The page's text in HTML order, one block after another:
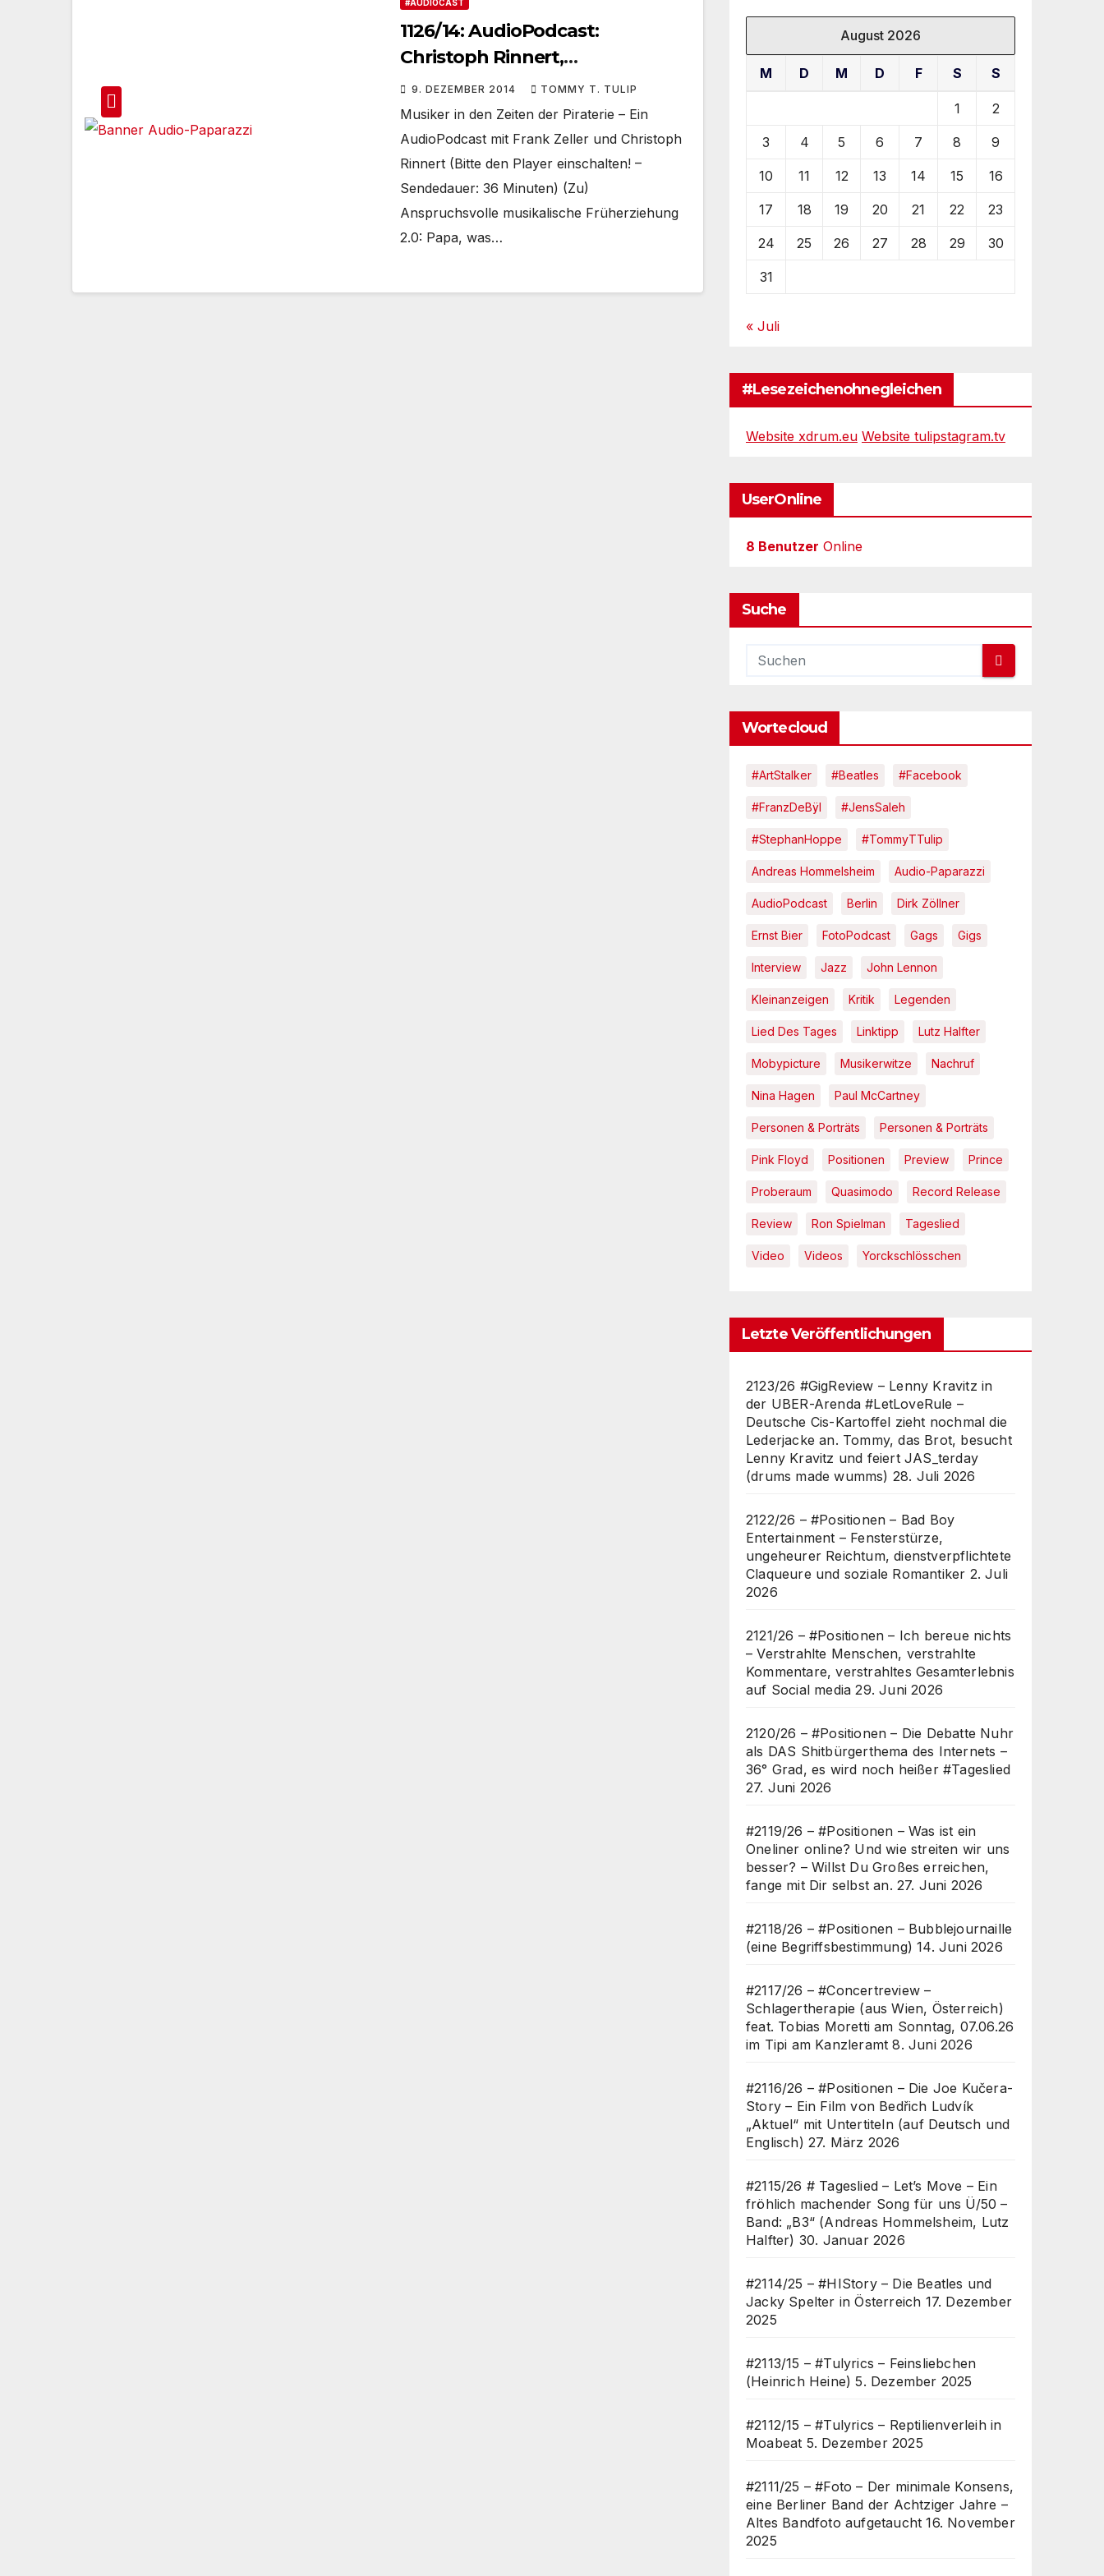
#AUDIOCAST
1126/14: AudioPodcast:
Christoph Rinnert,
Nähkästchen-Talk und das
‚Auge des Tigers‘: Wovon leben
Musiker heute? #Erfahrungen
9. DEZEMBER 2014 TOMMY T. TULIP
Musiker in den Zeiten der Piraterie – Ein
AudioPodcast mit Frank Zeller und Christoph
Rinnert (Bitte den Player einschalten! –
Sendedauer: 36 Minuten) (Zu)
Anspruchsvolle musikalische Früherziehung
2.0: Papa, was…
August 2026
M D M D F S S
1 2
3 4 5 6 7 8 9
10 11 12 13 14 15 16
17 18 19 20 21 22 23
24 25 26 27 28 29 30
31
« Juli
#Lesezeichenohnegleichen
Website xdrum.eu Website tulipstagram.tv
UserOnline
8 Benutzer Online
Suche
Wortecloud
#ArtStalker #Beatles #Facebook
#FranzDeBÿl #JensSaleh
#StephanHoppe #TommyTTulip
Andreas Hommelsheim Audio-Paparazzi
AudioPodcast Berlin Dirk Zöllner
Ernst Bier FotoPodcast Gags Gigs
Interview Jazz John Lennon
Kleinanzeigen Kritik Legenden
Lied Des Tages Linktipp Lutz Halfter
Mobypicture Musikerwitze Nachruf
Nina Hagen Paul McCartney
Personen & Porträts Personen & Porträts
Pink Floyd Positionen Preview Prince
Proberaum Quasimodo Record Release
Review Ron Spielman Tageslied
Video Videos Yorckschlösschen
Letzte Veröffentlichungen
2123/26 #GigReview – Lenny Kravitz in
der UBER-Arenda #LetLoveRule –
Deutsche Cis-Kartoffel zieht nochmal die
Lederjacke an. Tommy, das Brot, besucht
Lenny Kravitz und feiert JAS_terday
(drums made wumms) 28. Juli 2026
2122/26 – #Positionen – Bad Boy
Entertainment – Fensterstürze,
ungeheurer Reichtum, dienstverpflichtete
Claqueure und soziale Romantiker 2. Juli
2026
2121/26 – #Positionen – Ich bereue nichts
– Verstrahlte Menschen, verstrahlte
Kommentare, verstrahltes Gesamterlebnis
auf Social media 29. Juni 2026
2120/26 – #Positionen – Die Debatte Nuhr
als DAS Shitbürgerthema des Internets –
36° Grad, es wird noch heißer #Tageslied
27. Juni 2026
#2119/26 – #Positionen – Was ist ein
Oneliner online? Und wie streiten wir uns
besser? – Willst Du Großes erreichen,
fange mit Dir selbst an. 27. Juni 2026
#2118/26 – #Positionen – Bubblejournaille
(eine Begriffsbestimmung) 14. Juni 2026
#2117/26 – #Concertreview –
Schlagertherapie (aus Wien, Österreich)
feat. Tobias Moretti am Sonntag, 07.06.26
im Tipi am Kanzleramt 8. Juni 2026
#2116/26 – #Positionen – Die Joe Kučera-
Story – Ein Film von Bedřich Ludvík
„Aktuel“ mit Untertiteln (auf Deutsch und
Englisch) 27. März 2026
#2115/26 # Tageslied – Let’s Move – Ein
fröhlich machender Song für uns Ü/50 –
Band: „B3“ (Andreas Hommelsheim, Lutz
Halfter) 30. Januar 2026
#2114/25 – #HIStory – Die Beatles und
Jacky Spelter in Österreich 17. Dezember
2025
#2113/15 – #Tulyrics – Feinsliebchen
(Heinrich Heine) 5. Dezember 2025
#2112/15 – #Tulyrics – Reptilienverleih in
Moabeat 5. Dezember 2025
#2111/25 – #Foto – Der minimale Konsens,
eine Berliner Band der Achtziger Jahre –
Altes Bandfoto aufgetaucht 16. November
2025